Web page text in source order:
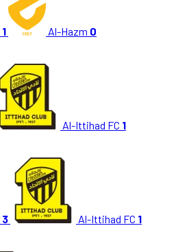
1 Al-Hazm 0
Al-Ittihad FC 1
3 Al-Ittihad FC 1